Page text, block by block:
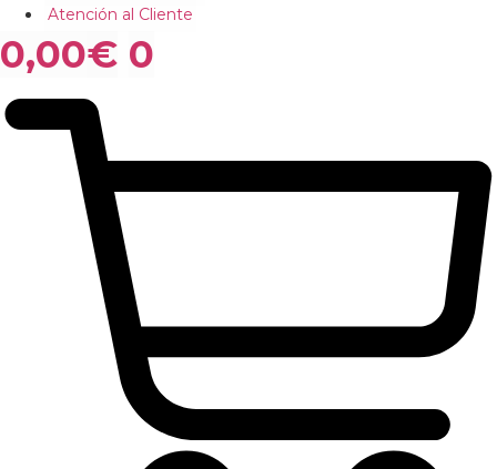
Atención al Cliente
0,00€ 0